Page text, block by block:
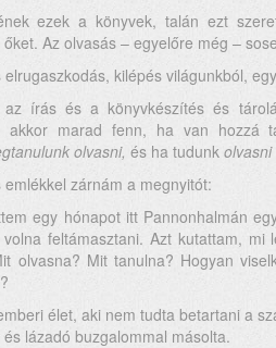
ezek a könyvek, talán ezt
Az olvasás – egyelőre még –
kilépés világunkból,
írás és a könyvkészítés és
akkor marad fenn, ha van hozzá
olvasni, és ha tudunk
zárnám a megnyitót:
egy hónapot itt Pannonhalmán
feltámasztani. Azt kutattam,
olvasna? Mit tanulna? Hogyan
élet, aki nem tudta betartani a
lázadó buzgalommal másolta.